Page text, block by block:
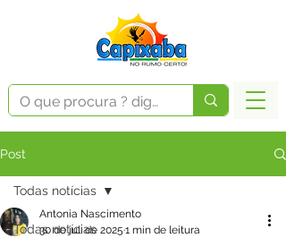
Post
Todas notícias
Todas notícias
Antonia Nascimento
30 de jul. de 2025 1 min de leitura